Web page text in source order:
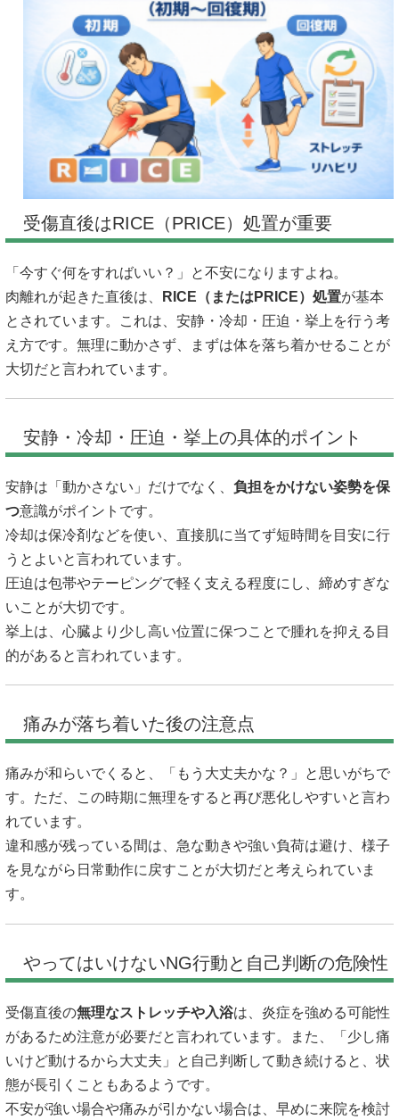
受傷直後はRICE（PRICE）処置が重要
「今すぐ何をすればいい？」と不安になりますよね。
肉離れが起きた直後は、
RICE（またはPRICE）処置が基本
とされています。これは、安静・冷却・圧迫・挙上を行う考
え方です。無理に動かさず、まずは体を落ち着かせることが
大切だと言われています。
安静・冷却・圧迫・挙上の具体的ポイント
安静は「動かさない」だけでなく、 負担をかけない姿勢を保
つ意識がポイントです。
冷却は保冷剤などを使い、直接肌に当てず短時間を目安に行
うとよいと言われています。
圧迫は包帯やテーピングで軽く支える程度にし、締めすぎな
いことが大切です。
挙上は、心臓より少し高い位置に保つことで腫れを抑える目
的があると言われています。
痛みが落ち着いた後の注意点
痛みが和らいでくると、「もう大丈夫かな？」と思いがちで
す。ただ、この時期に無理をすると再び悪化しやすいと言わ
れています。
違和感が残っている間は、急な動きや強い負荷は避け、様子
を見ながら日常動作に戻すことが大切だと考えられていま
す。
やってはいけないNG行動と自己判断の危険性
受傷直後の無理なストレッチや入浴は、炎症を強める可能性
があるため注意が必要だと言われています。また、「少し痛
いけど動けるから大丈夫」と自己判断して動き続けると、状
態が長引くこともあるようです。
不安が強い場合や痛みが引かない場合は、早めに来院を検討